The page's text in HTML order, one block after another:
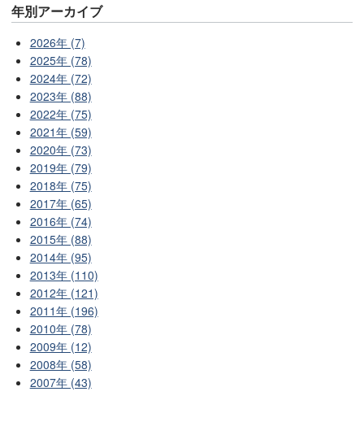
年別アーカイブ
2026年 (7)
2025年 (78)
2024年 (72)
2023年 (88)
2022年 (75)
2021年 (59)
2020年 (73)
2019年 (79)
2018年 (75)
2017年 (65)
2016年 (74)
2015年 (88)
2014年 (95)
2013年 (110)
2012年 (121)
2011年 (196)
2010年 (78)
2009年 (12)
2008年 (58)
2007年 (43)